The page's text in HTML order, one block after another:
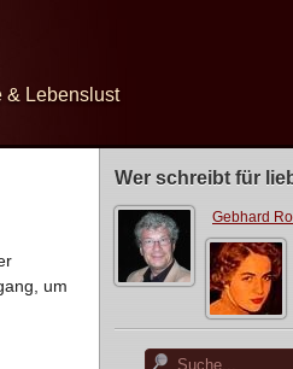
& Lebenslust
Wer schreibt für
Gebhard
um